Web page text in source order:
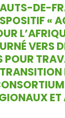
DE-
«
VERS
ET